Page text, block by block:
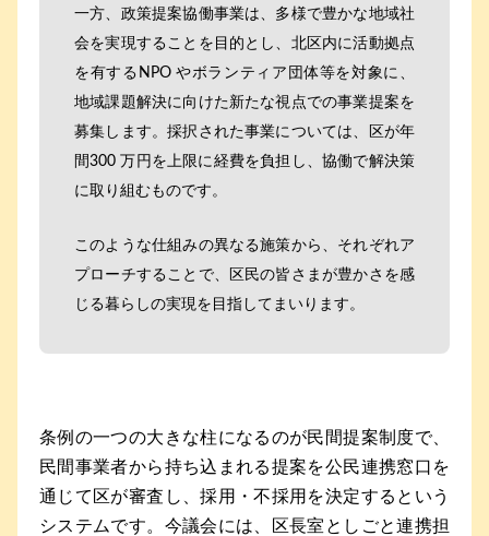
一方、政策提案協働事業は、多様で豊かな地域社
会を実現することを目的とし、北区内に活動拠点
を有するNPO やボランティア団体等を対象に、
地域課題解決に向けた新たな視点での事業提案を
募集します。採択された事業については、区が年
間300 万円を上限に経費を負担し、協働で解決策
に取り組むものです。
このような仕組みの異なる施策から、それぞれア
プローチすることで、区民の皆さまが豊かさを感
じる暮らしの実現を目指してまいります。
条例の一つの大きな柱になるのが民間提案制度で、
民間事業者から持ち込まれる提案を公民連携窓口を
通じて区が審査し、採用・不採用を決定するという
システムです。今議会には、区長室としごと連携担